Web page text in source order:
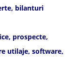
bilanturi
prospecte,
utilaje, software,